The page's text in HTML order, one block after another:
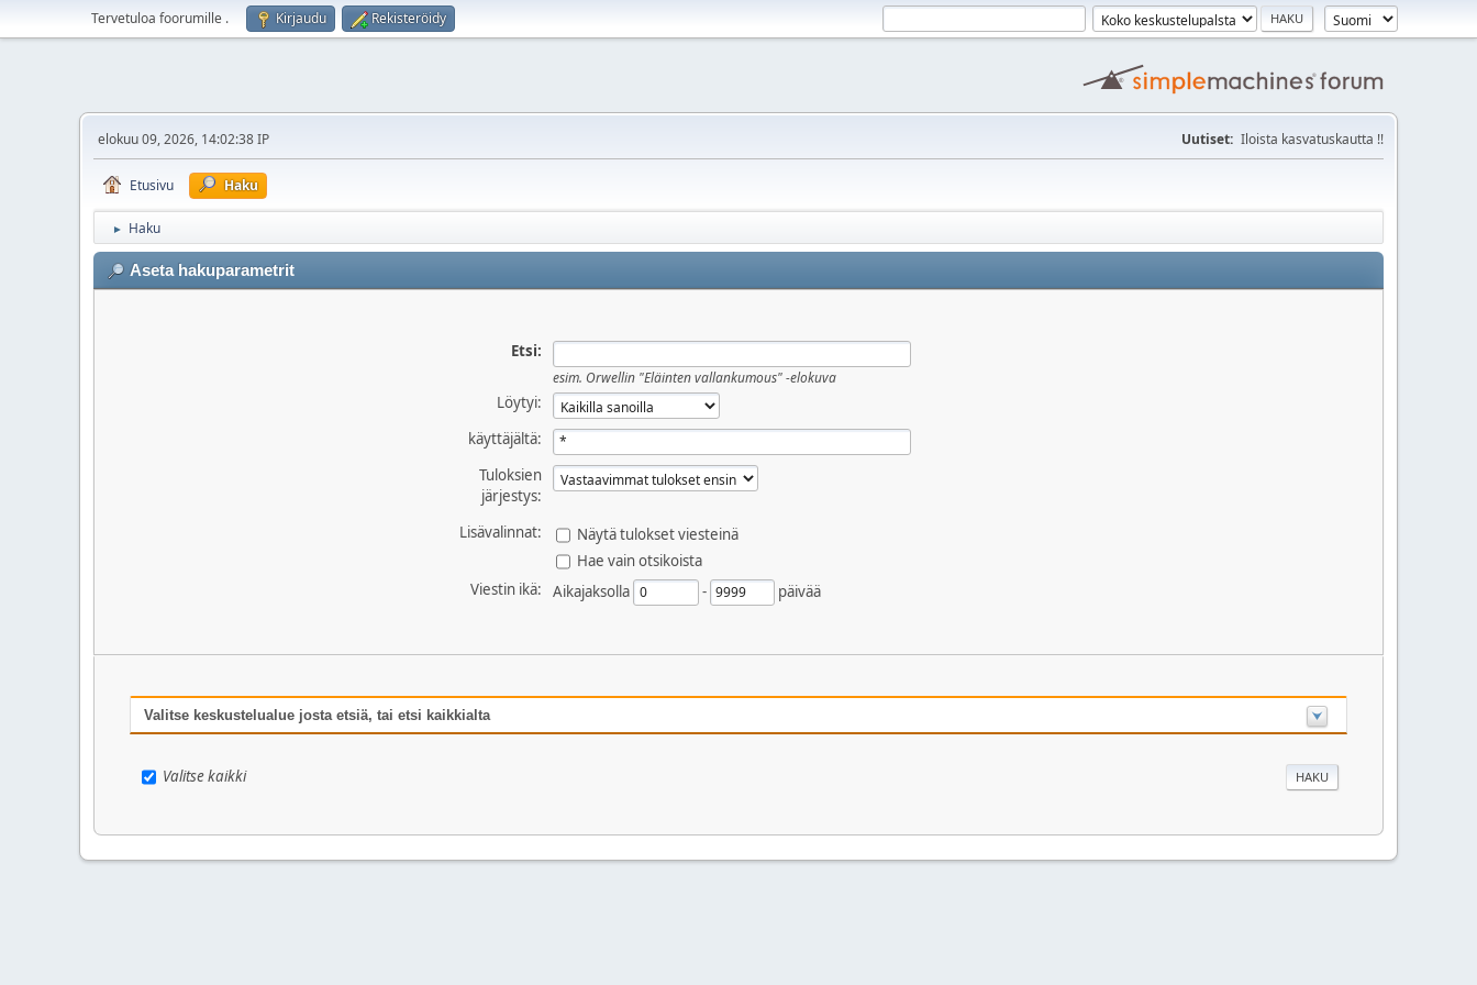
Tervetuloa foorumille . Kirjaudu Rekisteröidy
elokuu 09, 2026, 14:02:38 IP Uutiset: Iloista kasvatuskautta !!
Etusivu Haku
► Haku
Aseta hakuparametrit
Etsi:
esim. Orwellin "Eläinten vallankumous" -elokuva
Löytyi:
käyttäjältä:
Tuloksien
järjestys:
Lisävalinnat:
Näytä tulokset viesteinä
Hae vain otsikoista
Viestin ikä:
Aikajaksolla - päivää
Valitse keskustelualue josta etsiä, tai etsi kaikkialta
Valitse kaikki